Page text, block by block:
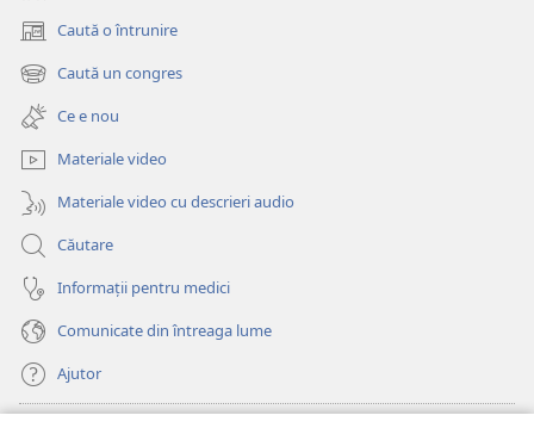
Caută o întrunire
(se
deschide
o
fereastră
nouă)
Caută un congres
(se
deschide
o
fereastră
nouă)
Ce e nou
Materiale video
Materiale video cu descrieri audio
Căutare
Informații pentru medici
Comunicate din întreaga lume
Ajutor